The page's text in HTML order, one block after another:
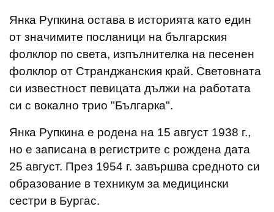
Янка Рупкина остава в историята като един
от значимите посланици на българския
фолклор по света, изпълнителка на песенен
фолклор от Странджанския край. Световната
си известност певицата дължи на работата
си с вокално трио "Българка".
Янка Рупкина е родена на 15 август 1938 г.,
но е записана в регистрите с рождена дата
25 август. През 1954 г. завършва средното си
образование в техникум за медицински
сестри в Бургас.